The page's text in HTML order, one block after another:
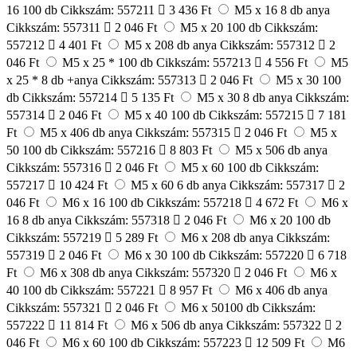
16 100 db Cikkszám: 557211 3 436 Ft
M5 x 16 8 db anya
Cikkszám: 557311
2 046 Ft M5 x 20 100 db Cikkszám:
557212
4 401 Ft M5 x 208 db anya Cikkszám: 557312
2
046 Ft
M5 x 25 * 100 db Cikkszám: 557213 4 556 Ft
M5
x 25 * 8 db +anya Cikkszám: 557313 2 046 Ft
M5 x 30 100
db Cikkszám: 557214 5 135 Ft M5 x 30 8 db anya Cikkszám:
557314
2 046 Ft M5 x 40 100 db Cikkszám: 557215
7 181
Ft
M5 x 406 db anya Cikkszám: 557315 2 046 Ft
M5 x
50 100 db Cikkszám: 557216 8 803 Ft
M5 x 506 db anya
Cikkszám: 557316
2 046 Ft M5 x 60 100 db Cikkszám:
557217
10 424 Ft M5 x 60 6 db anya Cikkszám: 557317
2
046 Ft
M6 x 16 100 db Cikkszám: 557218 4 672 Ft
M6 x
16 8 db anya Cikkszám: 557318 2 046 Ft
M6 x 20 100 db
Cikkszám: 557219
5 289 Ft M6 x 208 db anya Cikkszám:
557319
2 046 Ft M6 x 30 100 db Cikkszám: 557220
6 718
Ft
M6 x 308 db anya Cikkszám: 557320 2 046 Ft
M6 x
40 100 db Cikkszám: 557221 8 957 Ft
M6 x 406 db anya
Cikkszám: 557321
2 046 Ft M6 x 50100 db Cikkszám:
557222
11 814 Ft M6 x 506 db anya Cikkszám: 557322
2
046 Ft
M6 x 60 100 db Cikkszám: 557223 12 509 Ft
M6